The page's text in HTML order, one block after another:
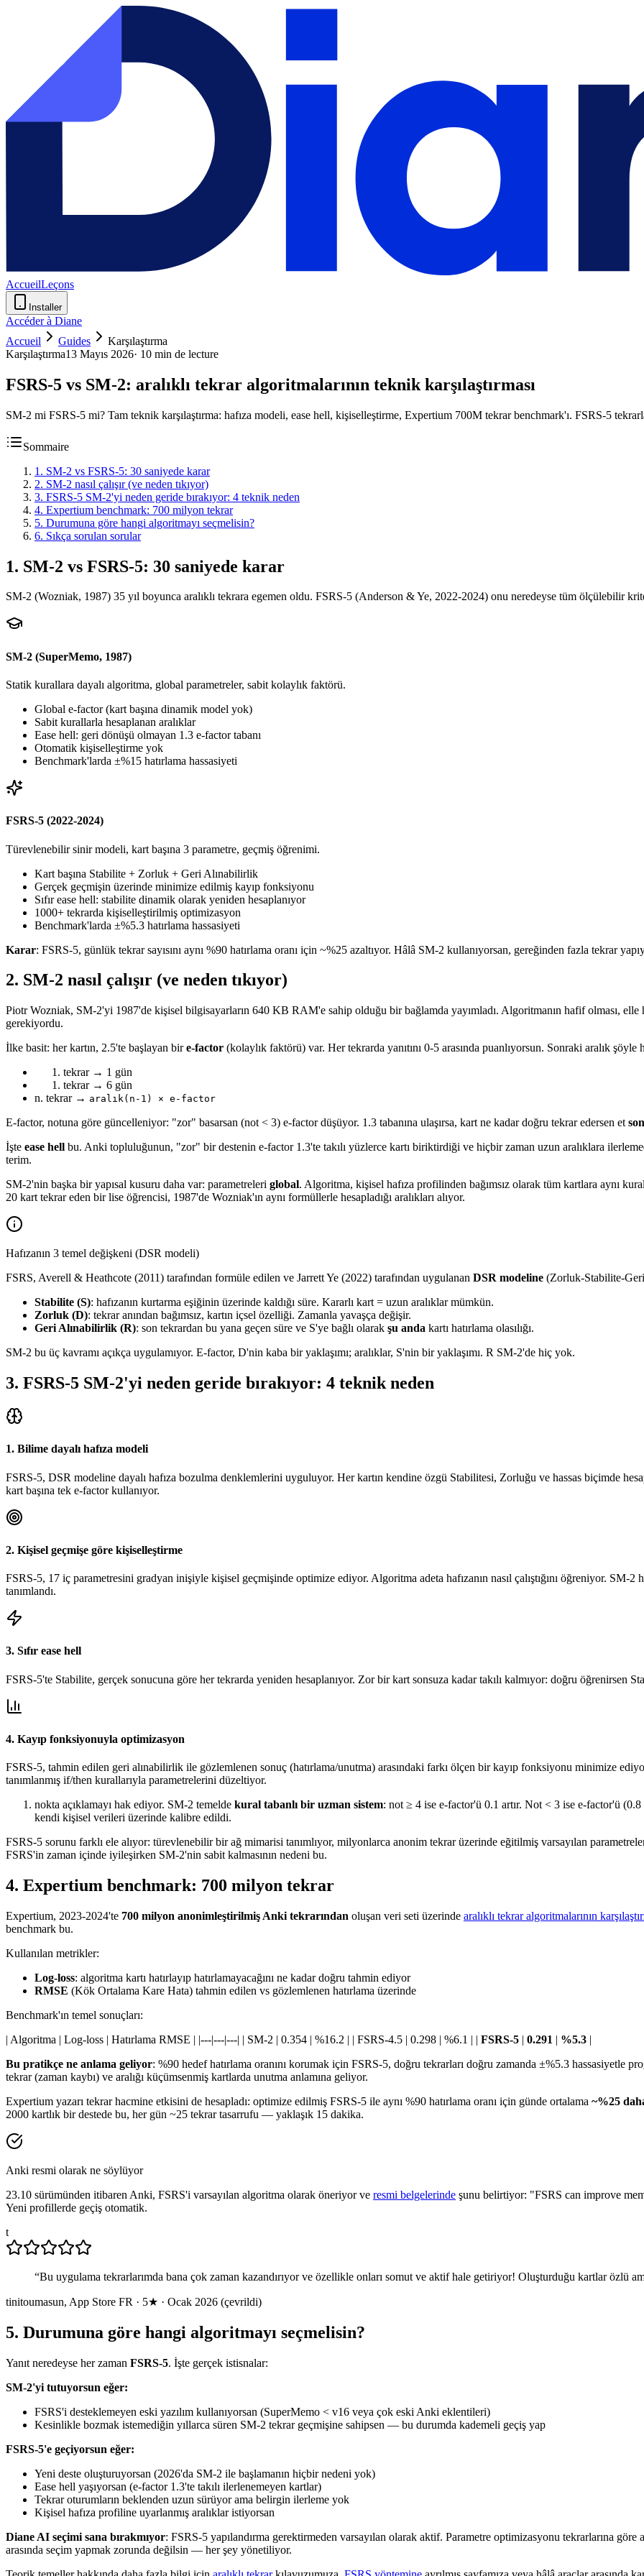
AccueilLeçons
Installer
Accéder à Diane
Accueil
Guides
Karşılaştırma
Karşılaştırma13 Mayıs 2026· 10 min de lecture
FSRS-5 vs SM-2: aralıklı tekrar algoritmalarının teknik karşılaştırması
SM-2 mi FSRS-5 mi? Tam teknik karşılaştırma: hafıza modeli, ease hell, kişiselleştirme, Expertium 700M tekrar benchmark'ı. FSRS-5
Sommaire
1 . SM-2 vs FSRS-5: 30 saniyede karar
2. SM-2 nasıl çalışır (ve neden tıkıyor)
3. FSRS-5 SM-2'yi neden geride bırakıyor: 4 teknik neden
4. Expertium benchmark: 700 milyon tekrar
5. Durumuna göre hangi algoritmayı seçmelisin?
6. Sıkça sorulan sorular
1. SM-2 vs FSRS-5: 30 saniyede karar
SM-2 (Wozniak, 1987) 35 yıl boyunca aralıklı tekrara egemen oldu. FSRS-5 (Anderson & Ye, 2022-2024) onu neredeyse tüm ölçülebilir
SM-2 (SuperMemo, 1987)
Statik kurallara dayalı algoritma, global parametreler, sabit kolaylık faktörü.
Global e-factor (kart başına dinamik model yok)
Sabit kurallarla hesaplanan aralıklar
Ease hell: geri dönüşü olmayan 1.3 e-factor tabanı
Otomatik kişiselleştirme yok
Benchmark'larda ±%15 hatırlama hassasiyeti
FSRS-5 (2022-2024)
Türevlenebilir sinir modeli, kart başına 3 parametre, geçmiş öğrenimi.
Kart başına Stabilite + Zorluk + Geri Alınabilirlik
Gerçek geçmişin üzerinde minimize edilmiş kayıp fonksiyonu
Sıfır ease hell: stabilite dinamik olarak yeniden hesaplanıyor
1000+ tekrarda kişiselleştirilmiş optimizasyon
Benchmark'larda ±%5.3 hatırlama hassasiyeti
Karar: FSRS-5, günlük tekrar sayısını aynı %90 hatırlama oranı için ~%25 azaltıyor. Hâlâ SM-2 kullanıyorsan, gereğinden fazla tekrar
2. SM-2 nasıl çalışır (ve neden tıkıyor)
Piotr Wozniak, SM-2'yi 1987'de kişisel bilgisayarların 640 KB RAM'e sahip olduğu bir bağlamda yayımladı. Algoritmanın hafif olması, elle
gerekiyordu.
İlke basit: her kartın, 2.5'te başlayan bire-factor (kolaylık faktörü) var. Her tekrarda yanıtını 0-5 arasında puanlıyorsun. Sonraki aralık şöyle
tekrar → 1 gün
tekrar → 6 gün
n. tekrar → aralık(n-1) × e-factor
E-factor, notuna göre güncelleniyor: "zor" basarsan (not < 3) e-factor düşüyor. 1.3 tabanına ulaşırsa, kart ne kadar doğru tekrar edersen et
İşte ease hell bu. Anki topluluğunun, "zor" bir destenin e-factor 1.3'te takılı yüzlerce kartı biriktirdiği ve hiçbir zaman uzun aralıklara
terim.
SM-2'nin başka bir yapısal kusuru daha var: parametreleri global. Algoritma, kişisel hafıza profilinden bağımsız olarak tüm kartlara aynı
20 kart tekrar eden bir lise öğrencisi, 1987'de Wozniak'ın aynı formüllerle hesapladığı aralıkları alıyor.
Hafızanın 3 temel değişkeni (DSR modeli)
FSRS, Averell & Heathcote (2011) tarafından formüle edilen ve Jarrett Ye (2022) tarafından uygulanan DSR modeline (Zorluk-Stabilite-
Stabilite (S): hafızanın kurtarma eşiğinin üzerinde kaldığı süre. Kararlı kart = uzun aralıklar mümkün.
Zorluk (D): tekrar anından bağımsız, kartın içsel özelliği. Zamanla yavaşça değişir.
Geri Alınabilirlik (R): son tekrardan bu yana geçen süre ve S'ye bağlı olarak şu anda kartı hatırlama olasılığı.
SM-2 bu üç kavramı açıkça uygulamıyor. E-factor, D'nin kaba bir yaklaşımı; aralıklar, S'nin bir yaklaşımı. R SM-2'de hiç yok.
3. FSRS-5 SM-2'yi neden geride bırakıyor: 4 teknik neden
1. Bilime dayalı hafıza modeli
FSRS-5, DSR modeline dayalı hafıza bozulma denklemlerini uyguluyor. Her kartın kendine özgü Stabilitesi, Zorluğu ve hassas biçimde
kart başına tek e-factor kullanıyor.
2. Kişisel geçmişe göre kişiselleştirme
FSRS-5, 17 iç parametresini gradyan inişiyle kişisel geçmişinde optimize ediyor. Algoritma adeta hafızanın nasıl çalıştığını öğreniyor.
tanımlandı.
3. Sıfır ease hell
FSRS-5'te Stabilite, gerçek sonucuna göre her tekrarda yeniden hesaplanıyor. Zor bir kart sonsuza kadar takılı kalmıyor: doğru öğrenirsen
4. Kayıp fonksiyonuyla optimizasyon
FSRS-5, tahmin edilen geri alınabilirlik ile gözlemlenen sonuç (hatırlama/unutma) arasındaki farkı ölçen bir kayıp fonksiyonu minimize
tanımlanmış if/then kurallarıyla parametrelerini düzeltiyor.
nokta açıklamayı hak ediyor. SM-2 temelde kural tabanlı bir uzman sistem: not ≥ 4 ise e-factor'ü 0.1 artır. Not < 3 ise e-factor'ü
kendi kişisel verileri üzerinde kalibre edildi.
FSRS-5 sorunu farklı ele alıyor: türevlenebilir bir ağ mimarisi tanımlıyor, milyonlarca anonim tekrar üzerinde eğitilmiş varsayılan
FSRS'in zaman içinde iyileşirken SM-2'nin sabit kalmasının nedeni bu.
4. Expertium benchmark: 700 milyon tekrar
Expertium, 2023-2024'te 700 milyon anonimleştirilmiş Anki tekrarından oluşan veri seti üzerinde aralıklı tekrar algoritmalarının
benchmark bu.
Kullanılan metrikler:
Log-loss: algoritma kartı hatırlayıp hatırlamayacağını ne kadar doğru tahmin ediyor
RMSE (Kök Ortalama Kare Hata) tahmin edilen vs gözlemlenen hatırlama üzerinde
Benchmark'ın temel sonuçları:
| Algoritma | Log-loss | Hatırlama RMSE | |---|---|---| | SM-2 | 0.354 | %16.2 | | FSRS-4.5 | 0.298 | %6.1 | | FSRS-5 | 0.291 | %5.3 |
Bu pratikçe ne anlama geliyor: %90 hedef hatırlama oranını korumak için FSRS-5, doğru tekrarları doğru zamanda ±%5.3 hassasiyetle
tekrar (zaman kaybı) ve aralığı küçümsenmiş kartlarda unutma anlamına geliyor.
Expertium yazarı tekrar hacmine etkisini de hesapladı: optimize edilmiş FSRS-5 ile aynı %90 hatırlama oranı için günde ortalama ~%25
2000 kartlık bir destede bu, her gün ~25 tekrar tasarrufu — yaklaşık 15 dakika.
Anki resmi olarak ne söylüyor
23.10 sürümünden itibaren Anki, FSRS'i varsayılan algoritma olarak öneriyor ve resmi belgelerinde şunu belirtiyor: "FSRS can improve
Yeni profillerde geçiş otomatik.
t
“Bu uygulama tekrarlarımda bana çok zaman kazandırıyor ve özellikle onları somut ve aktif hale getiriyor! Oluşturduğu kartlar özlü
tinitoumasun, App Store FR · 5★ · Ocak 2026 (çevrildi)
5. Durumuna göre hangi algoritmayı seçmelisin?
Yanıt neredeyse her zaman FSRS-5. İşte gerçek istisnalar:
SM-2'yi tutuyorsun eğer:
FSRS'i desteklemeyen eski yazılım kullanıyorsan (SuperMemo < v16 veya çok eski Anki eklentileri)
Kesinlikle bozmak istemediğin yıllarca süren SM-2 tekrar geçmişine sahipsen — bu durumda kademeli geçiş yap
FSRS-5'e geçiyorsun eğer:
Yeni deste oluşturuyorsan (2026'da SM-2 ile başlamanın hiçbir nedeni yok)
Ease hell yaşıyorsan (e-factor 1.3'te takılı ilerlenemeyen kartlar)
Tekrar oturumların beklenden uzun sürüyor ama belirgin ilerleme yok
Kişisel hafıza profiline uyarlanmış aralıklar istiyorsan
Diane AI seçimi sana bırakmıyor: FSRS-5 yapılandırma gerektirmeden varsayılan olarak aktif. Parametre optimizasyonu tekrarlarına
arasında seçim yapmak zorunda değilsin — her şey yönetiliyor.